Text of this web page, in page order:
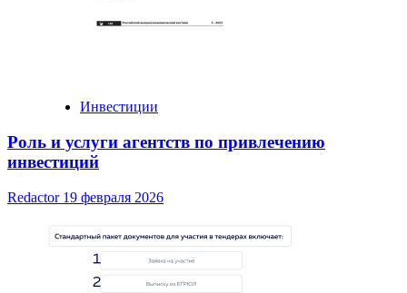
Инвестиции
Роль и услуги агентств по привлечению
инвестиций
Redactor 19 февраля 2026